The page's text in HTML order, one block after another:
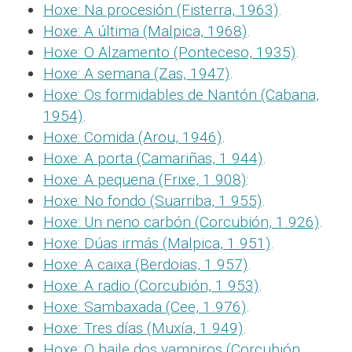
Hoxe: Na procesión (Fisterra, 1963).
Hoxe: A última (Malpica, 1968).
Hoxe: O Alzamento (Ponteceso, 1935).
Hoxe: A semana (Zas, 1947).
Hoxe: Os formidables de Nantón (Cabana,
1954).
Hoxe: Comida (Arou, 1946).
Hoxe: A porta (Camariñas, 1.944).
Hoxe: A pequena (Frixe, 1.908):
Hoxe: No fondo (Suarriba, 1.955).
Hoxe: Un neno carbón (Corcubión, 1.926).
Hoxe: Dúas irmás (Malpica, 1.951).
Hoxe: A caixa (Berdoias, 1.957).
Hoxe: A radio (Corcubión, 1.953).
Hoxe: Sambaxada (Cee, 1.976).
Hoxe: Tres días (Muxía, 1.949).